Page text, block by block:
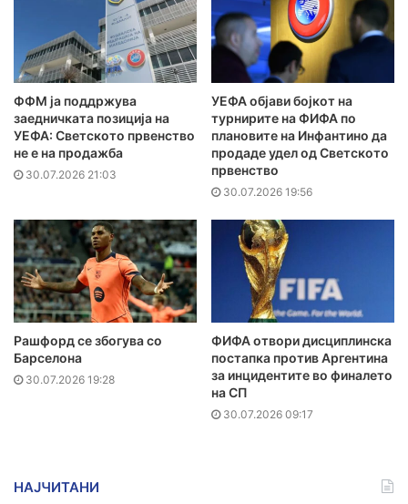
ФФМ ја поддржува
заедничката позиција на
УЕФА: Светското првенство
не е на продажба
30.07.2026 21:03
УЕФА објави бојкот на
турнирите на ФИФА по
плановите на Инфантино да
продаде удел од Светското
првенство
30.07.2026 19:56
Рашфорд се збогува со
Барселона
30.07.2026 19:28
ФИФА отвори дисциплинска
постапка против Аргентина
за инцидентите во финалето
на СП
30.07.2026 09:17
НАЈЧИТАНИ